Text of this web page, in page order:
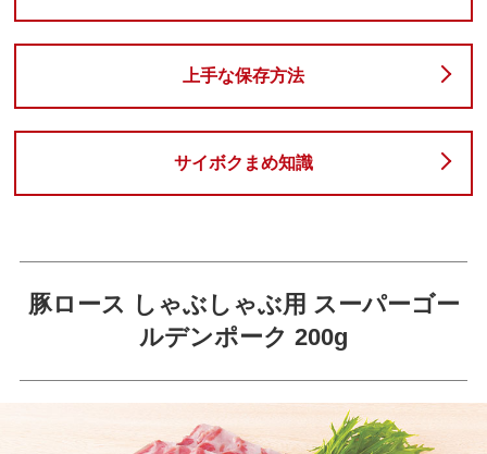
上手な保存方法
サイボクまめ知識
豚ロース しゃぶしゃぶ用 スーパーゴー
ルデンポーク 200g